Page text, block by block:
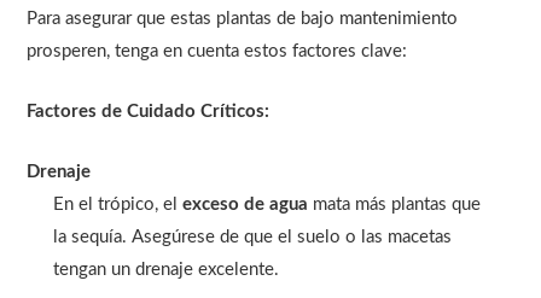
Para asegurar que estas plantas de bajo mantenimiento
prosperen, tenga en cuenta estos factores clave:
Factores de Cuidado Críticos:
Drenaje
En el trópico, elexceso de agua mata más plantas que
la sequía. Asegúrese de que el suelo o las macetas
tengan un drenaje excelente.